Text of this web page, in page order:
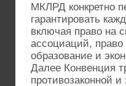
МКЛРД конкретно
гарантировать
включая право на
ассоциаций, право
образование и
Далее Конвенция
противозаконной